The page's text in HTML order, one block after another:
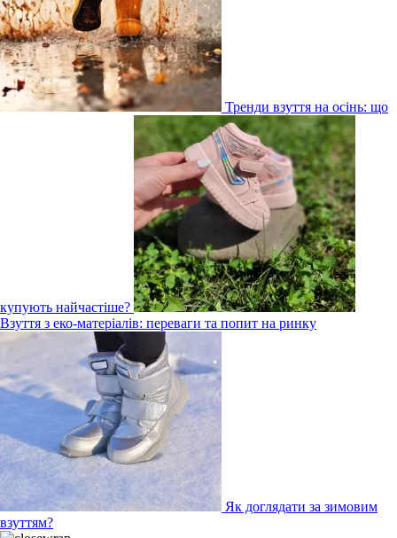
Тренди взуття на осінь: що
купують найчастіше?
Взуття з еко-матеріалів: переваги та попит на ринку
Як доглядати за зимовим
взуттям?